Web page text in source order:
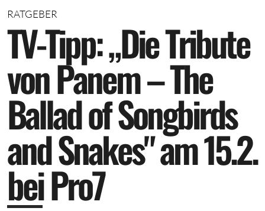
RATGEBER
TV-Tipp:„DieTribute
vonPanem–The
BalladofSongbirds
andSnakes"am15.2.
beiPro7